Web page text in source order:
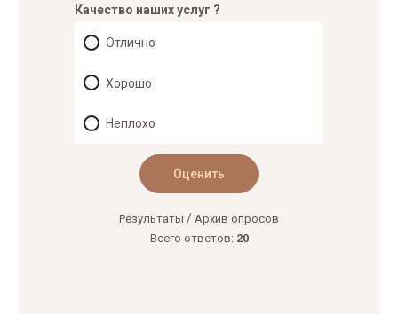
Качество наших услуг ?
Отлично
Хорошо
Неплохо
Результаты / Архив опросов
Всего ответов: 20